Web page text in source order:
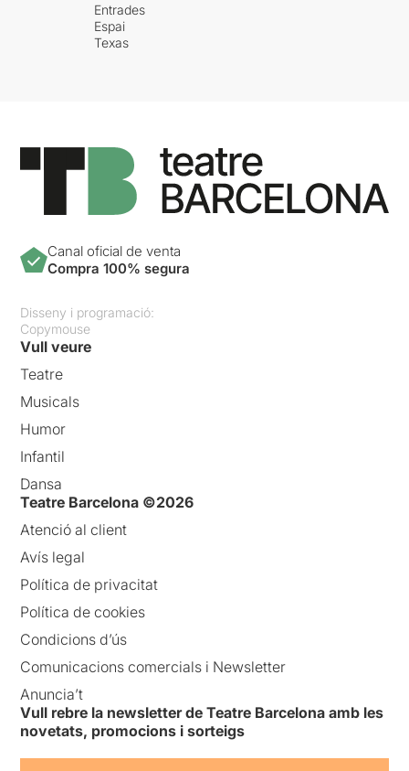
Entrades
Espai
Texas
Canal oficial de venta
Compra 100% segura
Disseny i programació:
Copymouse
Vull veure
Teatre
Musicals
Humor
Infantil
Dansa
Teatre Barcelona ©2026
Atenció al client
Avís legal
Política de privacitat
Política de cookies
Condicions d’ús
Comunicacions comercials i Newsletter
Anuncia’t
Vull rebre la newsletter de Teatre Barcelona amb les
novetats, promocions i sorteigs